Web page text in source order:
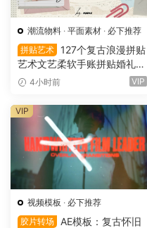
潮流物料 · 平面素材 · 必下推荐
拼贴艺术
127个复古浪漫拼贴
艺术文艺柔软手账拼贴婚礼纸
张边框信封蕾丝蝴蝶结小物件
oft Files: Minimal Archive Co
llage（16152）
4小时前 VIP
视频模板 · 必下推荐
胶片转场
AE模板：复古怀旧
VIP